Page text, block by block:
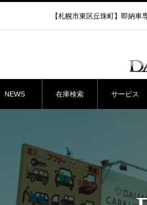
【札幌市東区丘珠町】即納
NEWS 在庫検索 サービス